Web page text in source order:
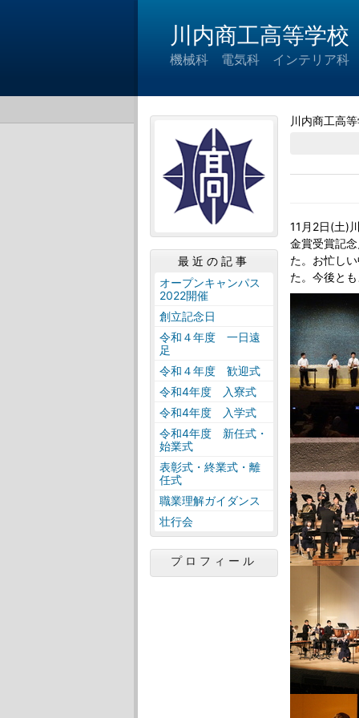
川内商工高等学
機械科 電気科 インテリア科
川内商工高
11月2日(土)
金賞受賞記
た。お忙し
た。今後と
最近の記事
オープンキャンパス
2022開催
創立記念日
令和４年度 一日遠
足
令和４年度 歓迎式
令和4年度 入寮式
令和4年度 入学式
令和4年度 新任式・
始業式
表彰式・終業式・離
任式
職業理解ガイダンス
壮行会
プロフィール